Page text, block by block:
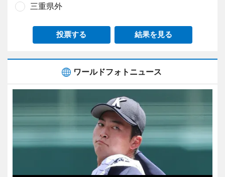
三重県外
投票する 結果を見る
ワールドフォトニュース